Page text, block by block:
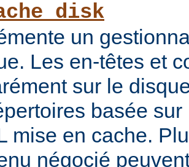
un
Les en-têtes et
sur le
basée
mise en cache.
négocié